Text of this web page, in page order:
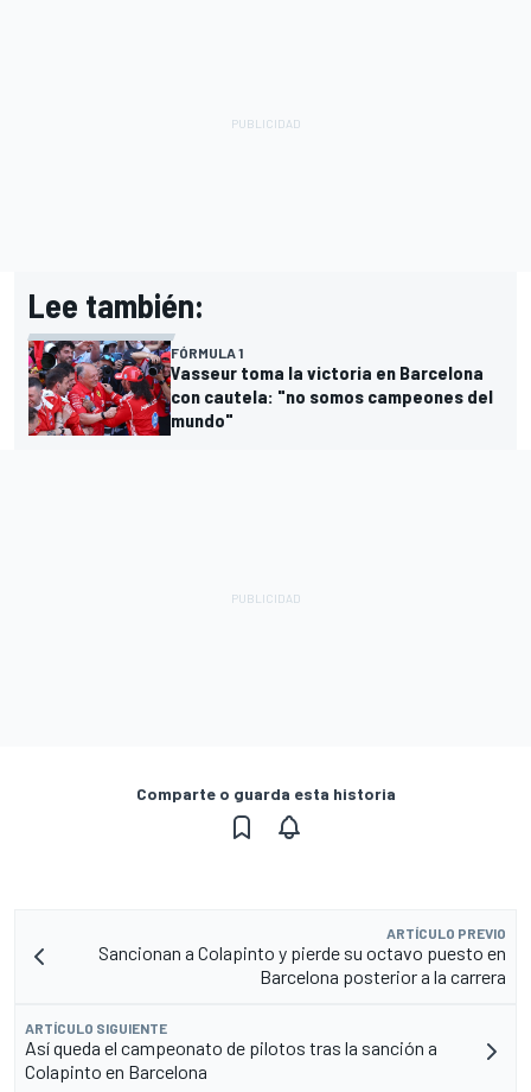
Lee también:
FÓRMULA 1
Vasseur toma la victoria en Barcelona
con cautela: "no somos campeones del
mundo"
Comparte o guarda esta historia
ARTÍCULO PREVIO
Sancionan a Colapinto y pierde su octavo puesto en
Barcelona posterior a la carrera
ARTÍCULO SIGUIENTE
Así queda el campeonato de pilotos tras la sanción a
Colapinto en Barcelona